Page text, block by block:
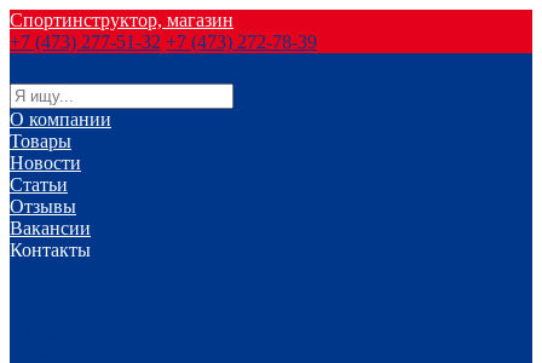
Спортинструктор, магазин
+7 (473) 277-51-32 +7 (473) 272-78-39
О компании
Товары
Новости
Статьи
Отзывы
Вакансии
Контакты